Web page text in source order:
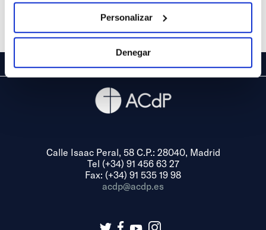
Personalizar
Denegar
Calle Isaac Peral, 58 C.P.: 28040, Madrid
Tel (+34) 91 456 63 27
Fax: (+34) 91 535 19 98
acdp@acdp.es